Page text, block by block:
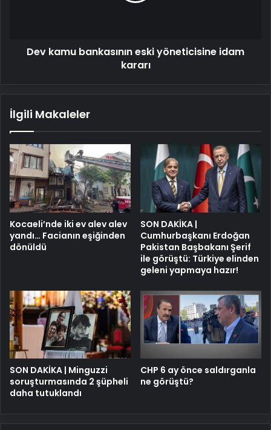
Dev kamu bankasının eski yöneticisine idam
kararı
İlgili Makaleler
Kocaeli’nde iki ev alev alev
yandı… Facianın eşiğinden
dönüldü
SON DAKİKA |
Cumhurbaşkanı Erdoğan
Pakistan Başbakanı Şerif
ile görüştü: Türkiye elinden
geleni yapmaya hazır!
SON DAKİKA | Minguzzi
soruşturmasında 2 şüpheli
daha tutuklandı
CHP 6 ay önce saldırganla
ne görüştü?